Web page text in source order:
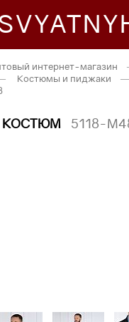
интернет-магазин
Костюмы и пиджаки
—
КОСТЮМ 5118-